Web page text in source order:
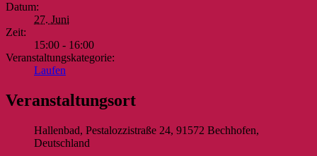
Datum:
27. Juni
Zeit:
15:00 - 16:00
Veranstaltungskategorie:
Laufen
Veranstaltungsort
Hallenbad, Pestalozzistraße 24, 91572 Bechhofen,
Deutschland